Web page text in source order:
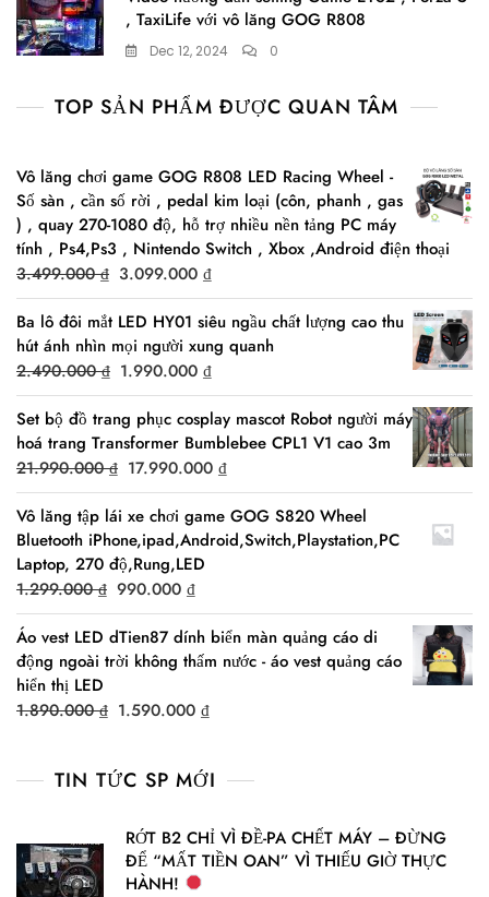
, TaxiLife với vô lăng GOG R808
Dec 12, 2024 0
TOP SẢN PHẨM ĐƯỢC QUAN TÂM
Vô lăng chơi game GOG R808 LED Racing Wheel -
Số sàn , cần số rời , pedal kim loại (côn, phanh , gas
) , quay 270-1080 độ, hỗ trợ nhiều nền tảng PC máy
tính , Ps4,Ps3 , Nintendo Switch , Xbox ,Android điện thoại
3.499.000₫ Original
price
was:
3.499.000 ₫.
3.099.000 ₫
price
is:
3.099.000 ₫.
Ba lô đôi mắt LED HY01 siêu ngầu chất lượng cao thu
hút ánh nhìn mọi người xung quanh
2.490.000₫ Original
price
was:
2.490.000 ₫.
1.990.000 ₫
price
is:
1.990.000 ₫.
Set bộ đồ trang phục cosplay mascot Robot người máy
hoá trang Transformer Bumblebee CPL1 V1 cao 3m
21.990.000₫ Original
price
was:
21.990.000 ₫.
17.990.000 ₫
price
is:
17.990.000 ₫.
Vô lăng tập lái xe chơi game GOG S820 Wheel
Bluetooth iPhone,ipad,Android,Switch,Playstation,PC
Laptop, 270 độ,Rung,LED
1.299.000₫ Original
price
was:
1.299.000 ₫.
990.000 ₫
price
is:
990.000 ₫.
Áo vest LED dTien87 dính biển màn quảng cáo di
động ngoài trời không thấm nước - áo vest quảng cáo
hiển thị LED
1.890.000₫ Original
1.890.000 ₫.
1.590.000 ₫
1.590.000 ₫.
TIN TỨC SP MỚI
RỚT B2 CHỈ VÌ ĐỀ-PA CHẾT MÁY – ĐỪNG
ĐỂ “MẤT TIỀN OAN” VÌ THIẾU GIỜ THỰC
HÀNH!